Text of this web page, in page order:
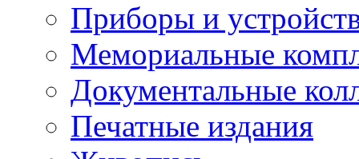
Приборы и
Мемориальные
Документальные
Печатные издания